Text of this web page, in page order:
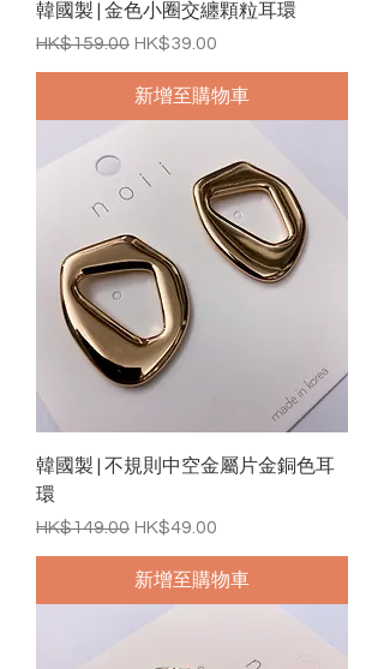
韓國製 | 金色小圈交纏顆粒耳環
一般價格
HK$159.00 促銷價格
HK$39.00
新增至購物車
韓國製 | 不規則中空金屬片金銅色耳
環
一般價格
HK$149.00 促銷價格
HK$49.00
新增至購物車